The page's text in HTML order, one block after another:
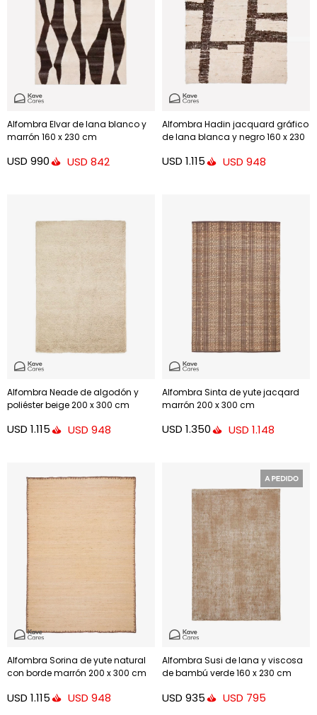
Alfombra Elvar de lana blanco y
marrón 160 x 230 cm
USD 990 USD 842
Alfombra Hadin jacquard gráfico
de lana blanca y negro 160 x 230
USD 1.115 USD 948
Alfombra Neade de algodón y
poliéster beige 200 x 300 cm
USD 1.115 USD 948
Alfombra Sinta de yute jacqard
marrón 200 x 300 cm
USD 1.350 USD 1.148
Alfombra Sorina de yute natural
con borde marrón 200 x 300 cm
USD 1.115 USD 948
Alfombra Susi de lana y viscosa
de bambú verde 160 x 230 cm
USD 935 USD 795